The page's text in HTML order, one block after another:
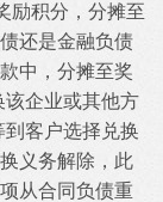
励积分，分摊至
还是金融负债
中，分摊至奖
该企业或其他方
客户选择兑换
义务解除，此
从合同负债重